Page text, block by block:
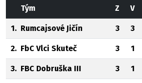
Tým Z V
1. Rumcajsové Jičín 3 3
2. FbC Vlci Skuteč 3 1
3. FBC Dobruška III 3 1